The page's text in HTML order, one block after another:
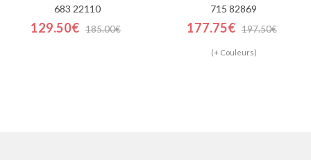
683 22110
129.50€ 185.00€
715 82869
177.75€ 197.50€
(+ Couleurs)